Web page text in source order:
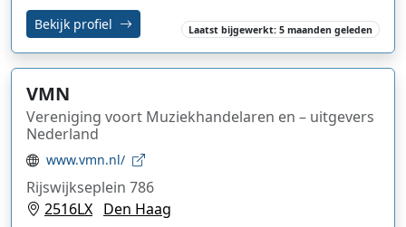
Bekijk profiel Laatst bijgewerkt: 5 maanden geleden
VMN
Vereniging voort Muziekhandelaren en – uitgevers
Nederland
www.vmn.nl/
Rijswijkseplein 786
2516LX Den Haag